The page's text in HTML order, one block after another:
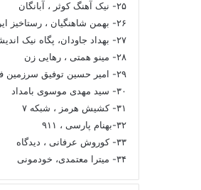
۲۵- نیک آهنگ کوثر ، آبانگان
۲۶- بهمن شاهنگیان ، رستاخیز ایرانگرایان
۲۷- بهداد جاودان، پگاه نیک اندیشی
۲۸- مینو همتی ، رهایی زن
۲۹- امیر حسین توفیق سرزمین فرصت ها
۳۰- سید مهدی موسوی بامداد
۳۱- کشیش هرمز ، شبکه ۷
۳۲-بهنام پارسی ، ۹۱۱
۳۳- کوروش عرفانی ، دیدگاه
۳۴- میترا معتمدی، خودمونی